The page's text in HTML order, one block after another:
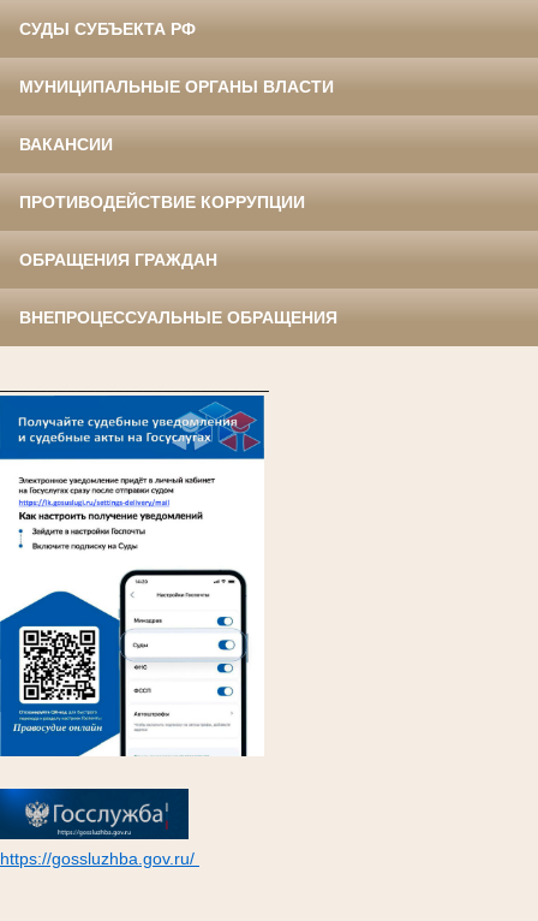
СУДЫ СУБЪЕКТА РФ
МУНИЦИПАЛЬНЫЕ ОРГАНЫ ВЛАСТИ
ВАКАНСИИ
ПРОТИВОДЕЙСТВИЕ КОРРУПЦИИ
ОБРАЩЕНИЯ ГРАЖДАН
ВНЕПРОЦЕССУАЛЬНЫЕ ОБРАЩЕНИЯ
https://gossluzhba.gov.ru/